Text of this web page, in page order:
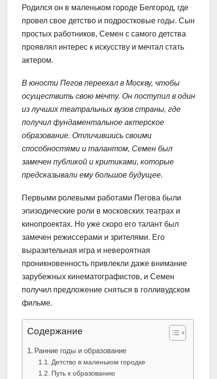
Родился он в маленьком городе Белгород, где
провел свое детство и подростковые годы. Сын
простых работников, Семен с самого детства
проявлял интерес к искусству и мечтал стать
актером.
В юности Пегов переехал в Москву, чтобы
осуществить свою мечту. Он поступил в один
из лучших театральных вузов страны, где
получил фундаментальное актерское
образование. Отличившись своими
способностями и талантом, Семен был
замечен публикой и критиками, которые
предсказывали ему большое будущее.
Первыми ролевыми работами Пегова были
эпизодические роли в московских театрах и
кинопроектах. Но уже скоро его талант был
замечен режиссерами и зрителями. Его
выразительная игра и невероятная
проникновенность привлекли даже внимание
зарубежных кинематографистов, и Семен
получил предложение сняться в голливудском
фильме.
Содержание
Ранние годы и образование
Детство в маленьком городке
Путь к образованию